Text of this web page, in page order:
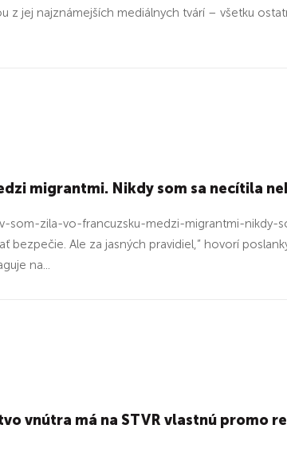
jej najznámejších mediálnych tvárí – všetku
migrantmi. Nikdy som sa necítila
som-zila-vo-francuzsku-medzi-migrantmi-nikdy-
Ale za jasných pravidiel,” hovorí
na...
vnútra má na STVR vlastnú promo